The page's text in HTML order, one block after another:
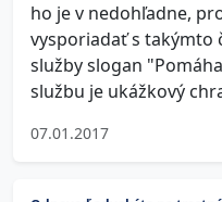
ho je v nedohľadne,
vysporiadať s takýmto
služby slogan
službu je ukážkový
07.01.2017